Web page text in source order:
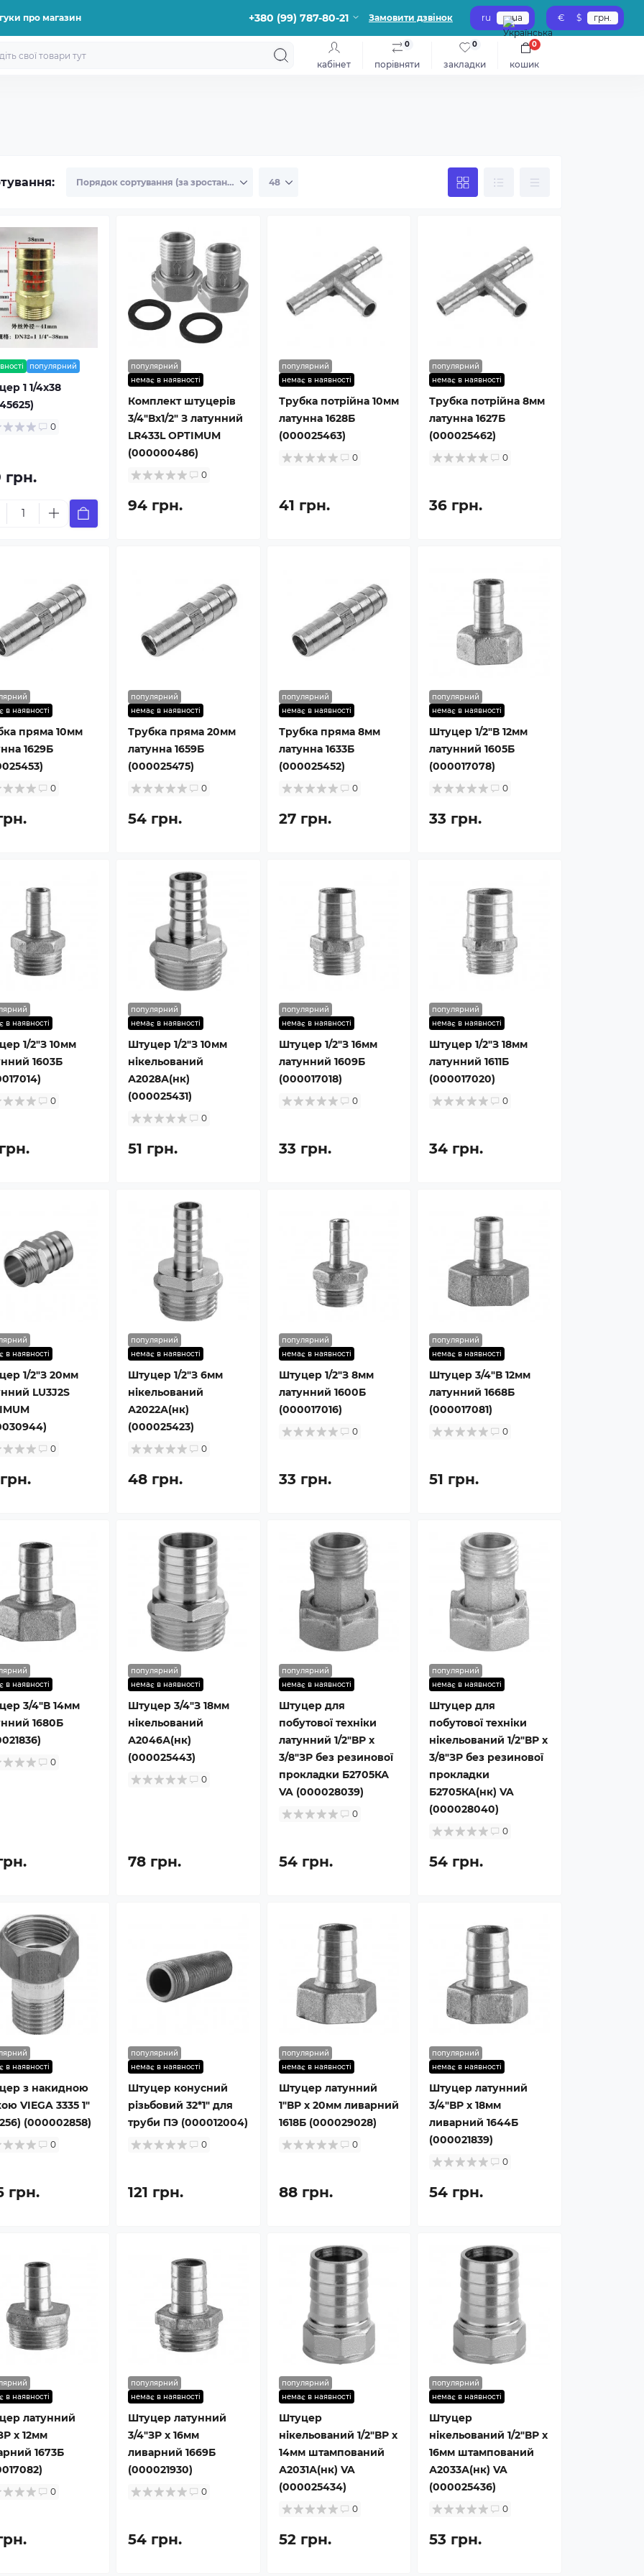
про магазин +380 (99) 787-80-21 Замовити дзвінок ru ua € $ грн.
кабінет порівняти
0
закладки
0
кошик
0
популярний
1 1/4х38
0
грн.
популярний
немає в наявності
Комплект штуцерів
3/4″Вх1/2″ З латунний
LR433L OPTIMUM
(000000486)
0
94 грн.
популярний
немає в наявності
Трубка потрійна 10мм
латунна 1628Б
(000025463)
0
41 грн.
популярний
немає в наявності
Трубка потрійна 8мм
латунна 1627Б
(000025462)
0
36 грн.
в наявності
пряма 10мм
1629Б
0
популярний
немає в наявності
Трубка пряма 20мм
латунна 1659Б
(000025475)
0
54 грн.
популярний
немає в наявності
Трубка пряма 8мм
латунна 1633Б
(000025452)
0
27 грн.
популярний
немає в наявності
Штуцер 1/2″В 12мм
латунний 1605Б
(000017078)
0
33 грн.
в наявності
1/2″З 10мм
1603Б
0
популярний
немає в наявності
Штуцер 1/2″З 10мм
нікельований
А2028А(нк)
(000025431)
0
51 грн.
популярний
немає в наявності
Штуцер 1/2″З 16мм
латунний 1609Б
(000017018)
0
33 грн.
популярний
немає в наявності
Штуцер 1/2″З 18мм
латунний 1611Б
(000017020)
0
34 грн.
в наявності
1/2″З 20мм
LU3J2S
0
популярний
немає в наявності
Штуцер 1/2″З 6мм
нікельований
А2022А(нк)
(000025423)
0
48 грн.
популярний
немає в наявності
Штуцер 1/2″З 8мм
латунний 1600Б
(000017016)
0
33 грн.
популярний
немає в наявності
Штуцер 3/4″В 12мм
латунний 1668Б
(000017081)
0
51 грн.
в наявності
3/4″В 14мм
1680Б
0
популярний
немає в наявності
Штуцер 3/4″З 18мм
нікельований
А2046А(нк)
(000025443)
0
78 грн.
популярний
немає в наявності
Штуцер для
побутової техніки
латунний 1/2″ВР х
3/8″ЗР без резинової
прокладки Б2705КА
VA (000028039)
0
54 грн.
популярний
немає в наявності
Штуцер для
побутової техніки
нікельований 1/2″ВР х
3/8″ЗР без резинової
прокладки
Б2705КА(нк) VA
(000028040)
0
54 грн.
в наявності
з накидною
VIEGA 3335 1″
(000002858)
0
грн.
популярний
немає в наявності
Штуцер конусний
різьбовий 32*1″ для
труби ПЭ (000012004)
0
121 грн.
популярний
немає в наявності
Штуцер латунний
1″ВР х 20мм ливарний
1618Б (000029028)
0
88 грн.
популярний
немає в наявності
Штуцер латунний
3/4″ВР х 18мм
ливарний 1644Б
(000021839)
0
54 грн.
в наявності
латунний
х 12мм
1673Б
0
популярний
немає в наявності
Штуцер латунний
3/4″ЗР х 16мм
ливарний 1669Б
(000021930)
0
54 грн.
популярний
немає в наявності
Штуцер
нікельований 1/2″ВР х
14мм штампований
А2031А(нк) VA
(000025434)
0
52 грн.
популярний
немає в наявності
Штуцер
нікельований 1/2″ВР х
16мм штампований
А2033А(нк) VA
(000025436)
0
53 грн.